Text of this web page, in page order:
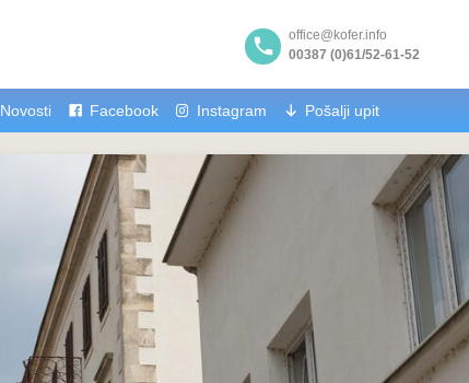
office@kofer.info
00387 (0)61/52-61-52
Novosti Facebook Instagram Pošalji upit